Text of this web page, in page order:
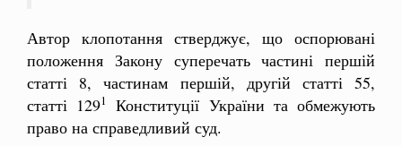
Автор клопотання стверджує, що оспорювані
положення Закону суперечать частині першій
статті 8, частинам першій, другій статті 55,
статті 1291
Конституції України та обмежують
право на справедливий суд.